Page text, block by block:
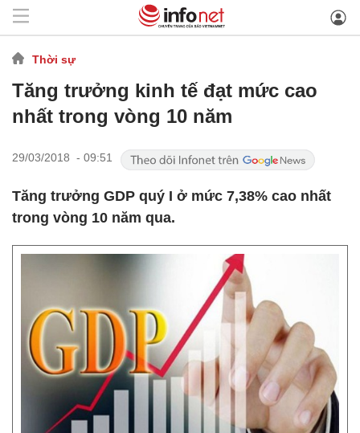
Thời sự
Tăng trưởng kinh tế đạt mức cao
nhất trong vòng 10 năm
29/03/2018 - 09:51
Tăng trưởng GDP quý I ở mức 7,38% cao nhất
trong vòng 10 năm qua.